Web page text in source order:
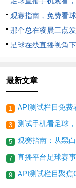
掌心，我的战术板从
观赛指南，免费看
球迷的二十年主场迁
那个总在凌晨三点
播链接的兄弟，数据
足球在线直播视角
最新文章
1
3
5
7
9